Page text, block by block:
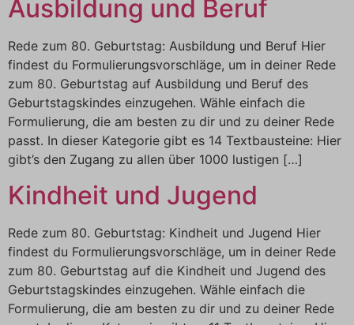
Ausbildung und Beruf
Rede zum 80. Geburtstag: Ausbildung und Beruf Hier
findest du Formulierungsvorschläge, um in deiner Rede
zum 80. Geburtstag auf Ausbildung und Beruf des
Geburtstagskindes einzugehen. Wähle einfach die
Formulierung, die am besten zu dir und zu deiner Rede
passt. In dieser Kategorie gibt es 14 Textbausteine: Hier
gibt’s den Zugang zu allen über 1000 lustigen […]
Kindheit und Jugend
Rede zum 80. Geburtstag: Kindheit und Jugend Hier
findest du Formulierungsvorschläge, um in deiner Rede
zum 80. Geburtstag auf die Kindheit und Jugend des
Geburtstagskindes einzugehen. Wähle einfach die
Formulierung, die am besten zu dir und zu deiner Rede